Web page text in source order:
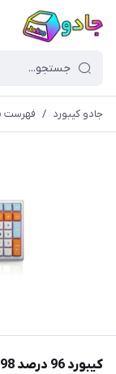
جادو کیبورد / فهرست
کیبورد 96 درصد 98 سوئیچ مکانیکال K7 Pro